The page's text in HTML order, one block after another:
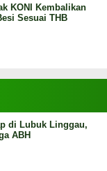
KONI Kembalikan
Sesuai THB
di Lubuk Linggau,
ABH